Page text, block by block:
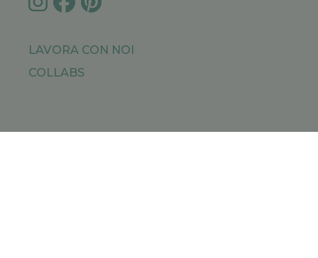
LAVORA CON NOI
COLLABS